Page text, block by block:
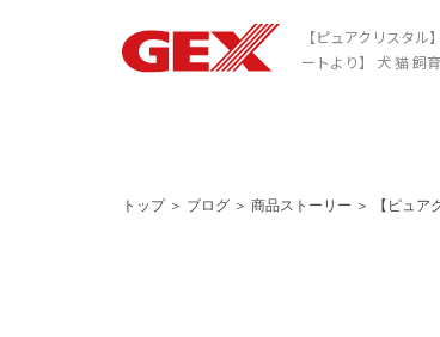
【ピュアクリスタ
ートより】 犬 猫 飼
トップ＞ ブログ ＞ 商品ストーリー ＞ 【ピュ